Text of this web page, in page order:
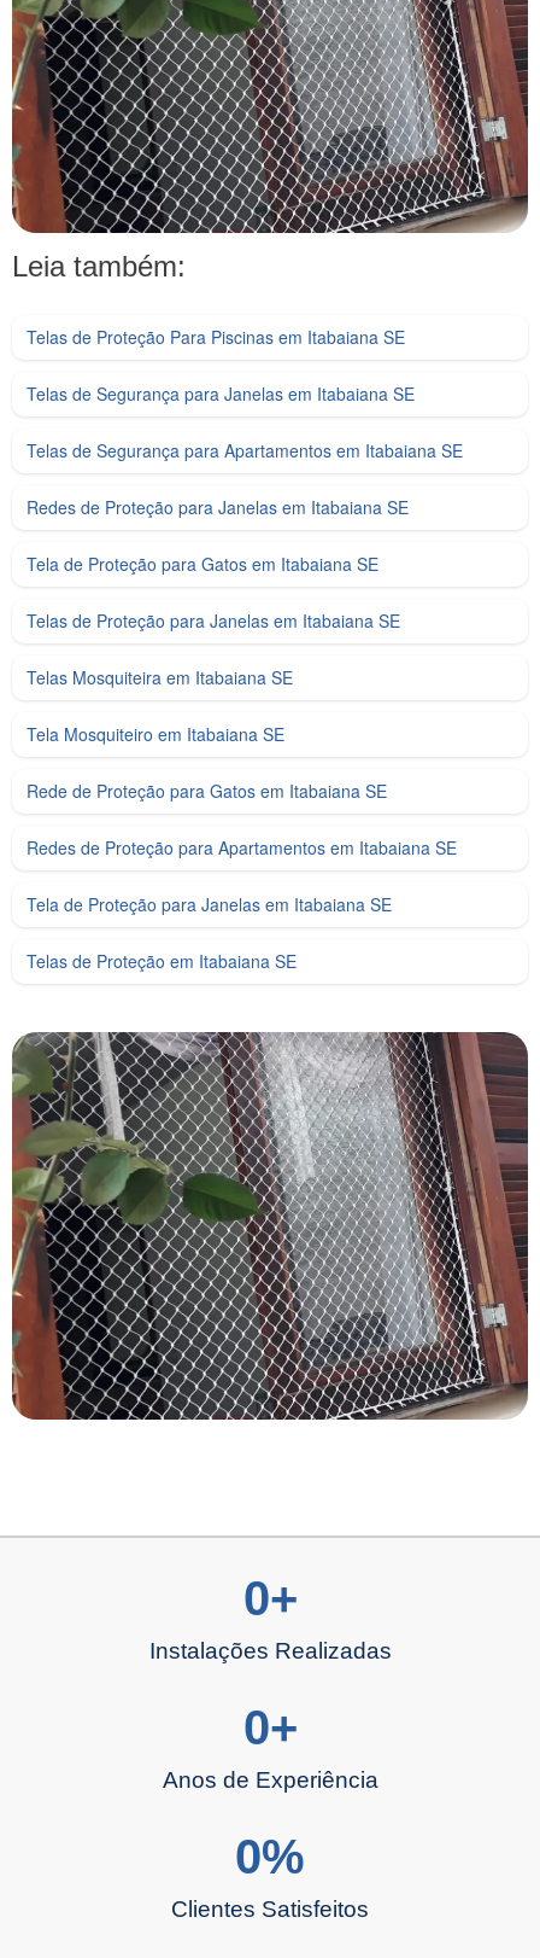
Leia também:
Telas de Proteção Para Piscinas em Itabaiana SE
Telas de Segurança para Janelas em Itabaiana SE
Telas de Segurança para Apartamentos em Itabaiana SE
Redes de Proteção para Janelas em Itabaiana SE
Tela de Proteção para Gatos em Itabaiana SE
Telas de Proteção para Janelas em Itabaiana SE
Telas Mosquiteira em Itabaiana SE
Tela Mosquiteiro em Itabaiana SE
Rede de Proteção para Gatos em Itabaiana SE
Redes de Proteção para Apartamentos em Itabaiana SE
Tela de Proteção para Janelas em Itabaiana SE
Telas de Proteção em Itabaiana SE
Instalações Realizadas
0+
Anos de Experiência
0+
Clientes Satisfeitos
0%